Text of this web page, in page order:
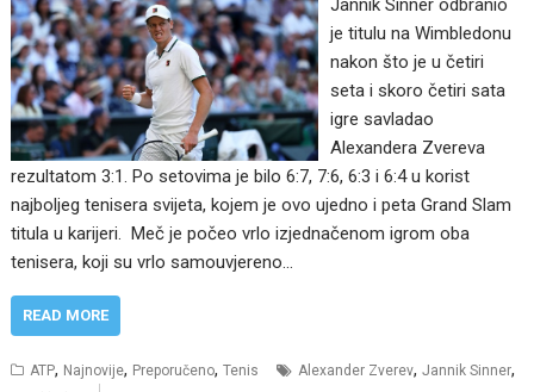
Jannik Sinner odbranio
je titulu na Wimbledonu
nakon što je u četiri
seta i skoro četiri sata
igre savladao
Alexandera Zvereva
rezultatom 3:1. Po setovima je bilo 6:7, 7:6, 6:3 i 6:4 u korist
najboljeg tenisera svijeta, kojem je ovo ujedno i peta Grand Slam
titula u karijeri. Meč je počeo vrlo izjednačenom igrom oba
tenisera, koji su vrlo samouvjereno…
READ MORE
ATP, Najnovije, Preporučeno,Tenis Alexander Zverev,Jannik Sinner,